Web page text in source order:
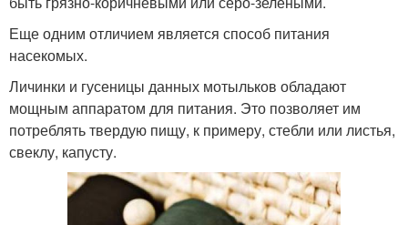
Еще одним отличием является способ питания
насекомых.
Личинки и гусеницы данных мотыльков обладают
мощным аппаратом для питания. Это позволяет им
потреблять твердую пищу, к примеру, стебли или листья,
свеклу, капусту.